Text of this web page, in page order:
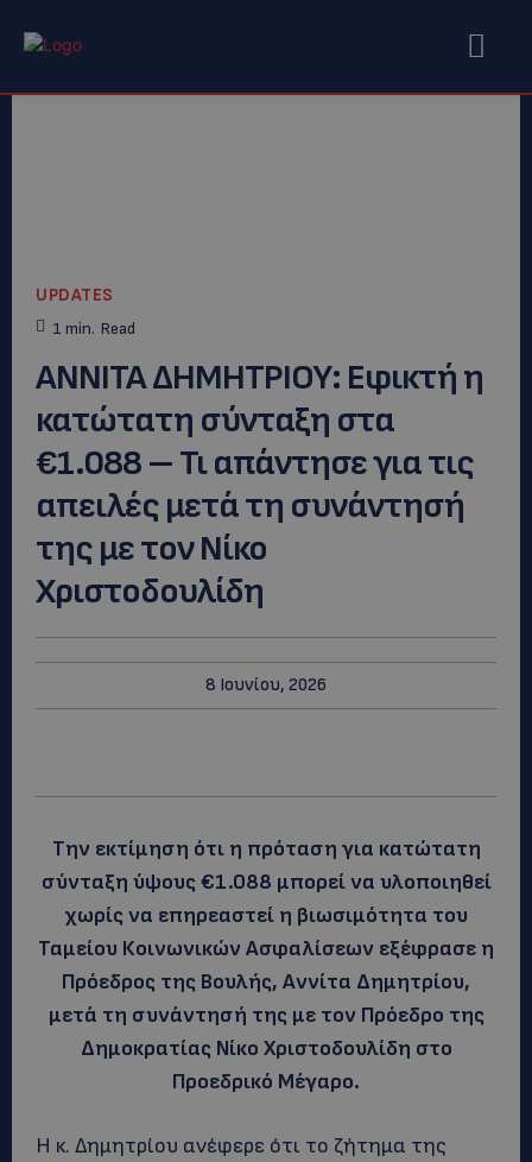
UPDATES
1 min. Read
ΑΝΝΙΤΑ ΔΗΜΗΤΡΙΟΥ: Εφικτή η
κατώτατη σύνταξη στα
€1.088 – Τι απάντησε για τις
απειλές μετά τη συνάντησή
της με τον Νίκο
Χριστοδουλίδη
8 Ιουνίου, 2026
Την εκτίμηση ότι η πρόταση για κατώτατη
σύνταξη ύψους €1.088 μπορεί να υλοποιηθεί
χωρίς να επηρεαστεί η βιωσιμότητα του
Ταμείου Κοινωνικών Ασφαλίσεων εξέφρασε η
Πρόεδρος της Βουλής, Αννίτα Δημητρίου,
μετά τη συνάντησή της με τον Πρόεδρο της
Δημοκρατίας Νίκο Χριστοδουλίδη στο
Προεδρικό Μέγαρο.
Η κ. Δημητρίου ανέφερε ότι το ζήτημα της